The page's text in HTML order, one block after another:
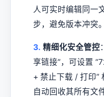
人可实时编辑同一
步，避免版本冲突。
3. 精细化安全管控
享链接”，可设置
+ 禁止下载 / 打印”
自动回收其所有文